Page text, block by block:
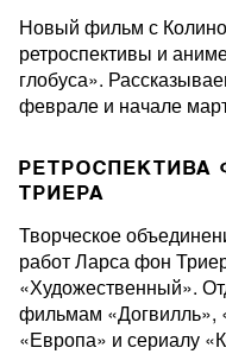
Новый фильм с
ретроспективы и
глобуса».
феврале и начале
ТРИЕРА
Творческое
работ Ларса фон
«Художественный».
фильмам «Догвилль»,
«Европа» и сериалу